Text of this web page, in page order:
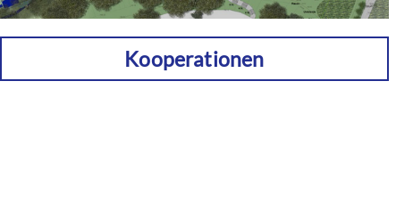
Kooperationen